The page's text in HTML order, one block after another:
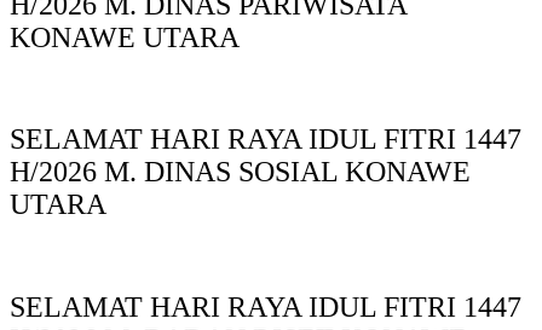
KONAWE UTARA
SELAMAT HARI RAYA IDUL FITRI 1447
H/2026 M. DINAS SOSIAL KONAWE
UTARA
SELAMAT HARI RAYA IDUL FITRI 1447